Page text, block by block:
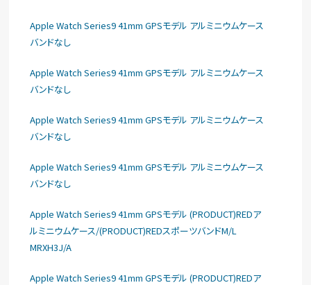
Apple Watch Series9 41mm GPSモデル アルミニウムケース
バンドなし
Apple Watch Series9 41mm GPSモデル アルミニウムケース
バンドなし
Apple Watch Series9 41mm GPSモデル アルミニウムケース
バンドなし
Apple Watch Series9 41mm GPSモデル アルミニウムケース
バンドなし
Apple Watch Series9 41mm GPSモデル (PRODUCT)REDア
ルミニウムケース/(PRODUCT)REDスポーツバンドM/L
MRXH3J/A
Apple Watch Series9 41mm GPSモデル (PRODUCT)REDア